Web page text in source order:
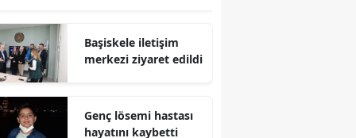
Eskişehir
Giresun
Başiskele iletişim
merkezi ziyaret edildi
Genç lösemi hastası
hayatını kaybetti